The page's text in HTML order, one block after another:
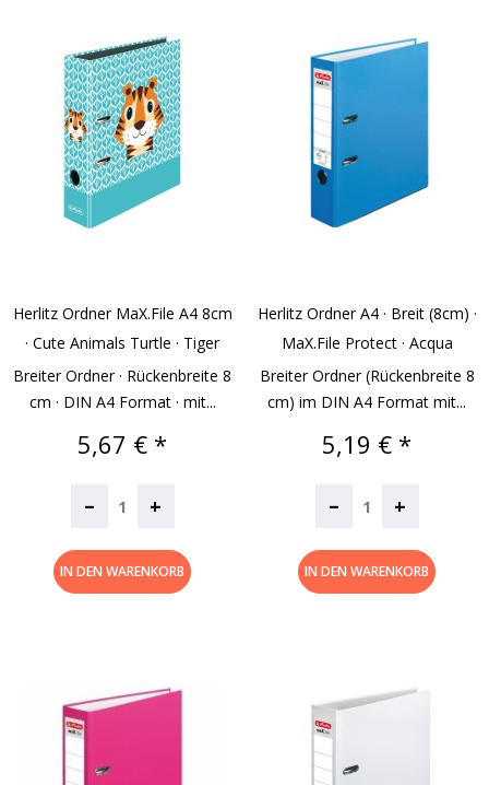
Herlitz Ordner MaX.file A4 8cm
· Cute Animals Turtle · Tiger
Breiter Ordner · Rückenbreite 8
cm · DIN A4 Format · mit...
Preis
5,67 € *
– +
IN DEN WARENKORB
Herlitz Ordner A4 · Breit (8cm) ·
MaX.file Protect · Acqua
Breiter Ordner (Rückenbreite 8
cm) im DIN A4 Format mit...
Preis
5,19 € *
– +
IN DEN WARENKORB